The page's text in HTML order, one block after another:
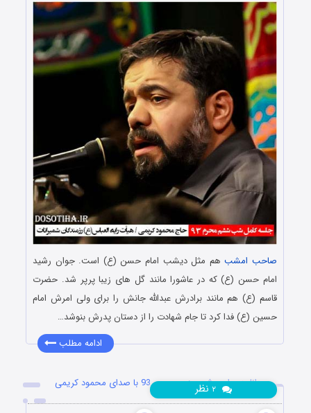
صاحب امشبهم مثل دیشب امام حسن (ع) است. جوان رشید
امام حسن (ع) که در عاشورا مانند گل های زیبا پرپر شد. حضرت
قاسم (ع) هم مانند برادرش عبدالله جانش را برای ولی امرش امام
حسین (ع) فدا کرد تا جام شهادت را از دستان پدرش بنوشد…
ادامه مطلب
دانلود مراسم شب پنجم محرم 93 با صدای محمود کریمی
۲ نظر